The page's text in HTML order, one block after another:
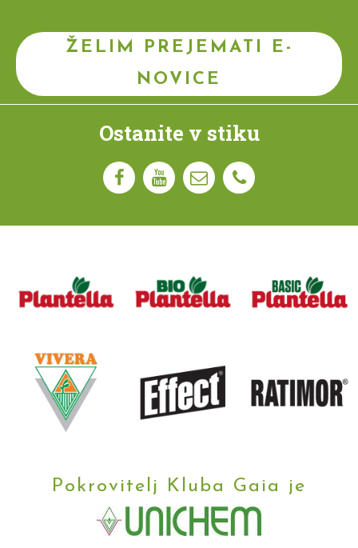
ŽELIM PREJEMATI E-
NOVICE
Ostanite v stiku
Pokrovitelj Kluba Gaia je